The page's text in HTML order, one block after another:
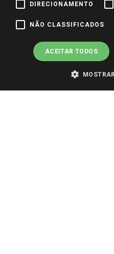
Pagamento e
DIRECIONAMENTO
NÃO CLASSIFICADOS
ACEITAR TODOS